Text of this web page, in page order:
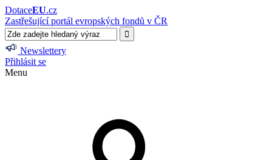
DotaceEU.cz
Zastřešující portál evropských fondů v ČR
Newslettery
Přihlásit se
Menu